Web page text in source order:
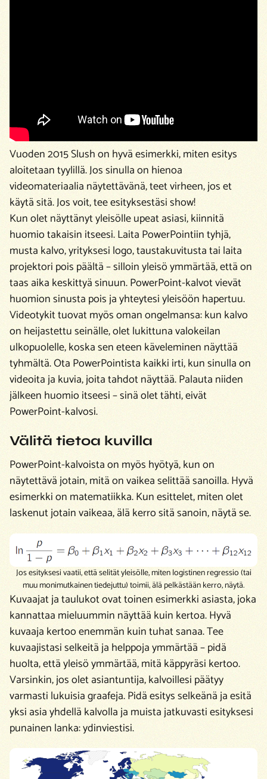
Vuoden 2015 Slush on hyvä esimerkki, miten esitys
aloitetaan tyylillä. Jos sinulla on hienoa
videomateriaalia näytettävänä, teet virheen, jos et
käytä sitä. Jos voit, tee esityksestäsi show!
Kun olet näyttänyt yleisölle upeat asiasi, kiinnitä
huomio takaisin itseesi. Laita PowerPointiin tyhjä,
musta kalvo, yrityksesi logo, taustakuvitusta tai laita
projektori pois päältä – silloin yleisö ymmärtää, että on
taas aika keskittyä sinuun. PowerPoint-kalvot vievät
huomion sinusta pois ja yhteytesi yleisöön hapertuu.
Videotykit tuovat myös oman ongelmansa: kun kalvo
on heijastettu seinälle, olet lukittuna valokeilan
ulkopuolelle, koska sen eteen käveleminen näyttää
tyhmältä. Ota PowerPointista kaikki irti, kun sinulla on
videoita ja kuvia, joita tahdot näyttää. Palauta niiden
jälkeen huomio itseesi – sinä olet tähti, eivät
PowerPoint-kalvosi.
Välitä tietoa kuvilla
PowerPoint-kalvoista on myös hyötyä, kun on
näytettävä jotain, mitä on vaikea selittää sanoilla. Hyvä
esimerkki on matematiikka. Kun esittelet, miten olet
laskenut jotain vaikeaa, älä kerro sitä sanoin, näytä se.
Jos esityksesi vaatii, että selität yleisölle, miten logistinen regressio (tai
muu monimutkainen tiedejuttu) toimii, älä pelkästään kerro, näytä.
Kuvaajat ja taulukot ovat toinen esimerkki asiasta, joka
kannattaa mieluummin näyttää kuin kertoa. Hyvä
kuvaaja kertoo enemmän kuin tuhat sanaa. Tee
kuvaajistasi selkeitä ja helppoja ymmärtää – pidä
huolta, että yleisö ymmärtää, mitä käppyräsi kertoo.
Varsinkin, jos olet asiantuntija, kalvoillesi päätyy
varmasti lukuisia graafeja. Pidä esitys selkeänä ja esitä
yksi asia yhdellä kalvolla ja muista jatkuvasti esityksesi
punainen lanka: ydinviestisi.